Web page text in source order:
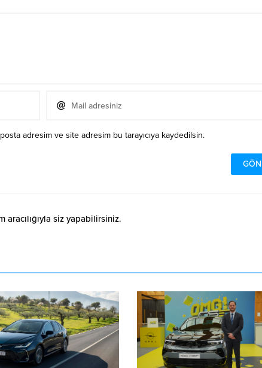
adresim ve site adresim bu tarayıcıya kaydedilsin.
aracılığıyla siz yapabilirsiniz.